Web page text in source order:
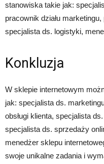
stanowiska takie jak:
pracownik działu
specjalista ds. logistyki,
Konkluzja
W sklepie internetowym
jak: specjalista ds.
obsługi klienta, specjalista
specjalista ds. sprzedaży
menedżer sklepu
swoje unikalne zadania i